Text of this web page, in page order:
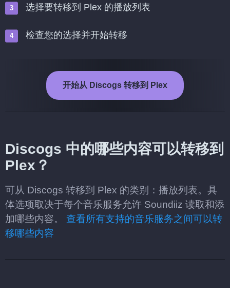
选择要转移到 Plex 的播放列表
检查您的选择并开始转移
开始从 Discogs 转移到 Plex
Discogs 中的哪些内容可以转移到
Plex？
可从 Discogs 转移到 Plex 的类别：播放列表。具
体选项取决于每个音乐服务允许 Soundiiz 读取和添
加哪些内容。 查看所有支持的音乐服务之间可以转
移哪些内容